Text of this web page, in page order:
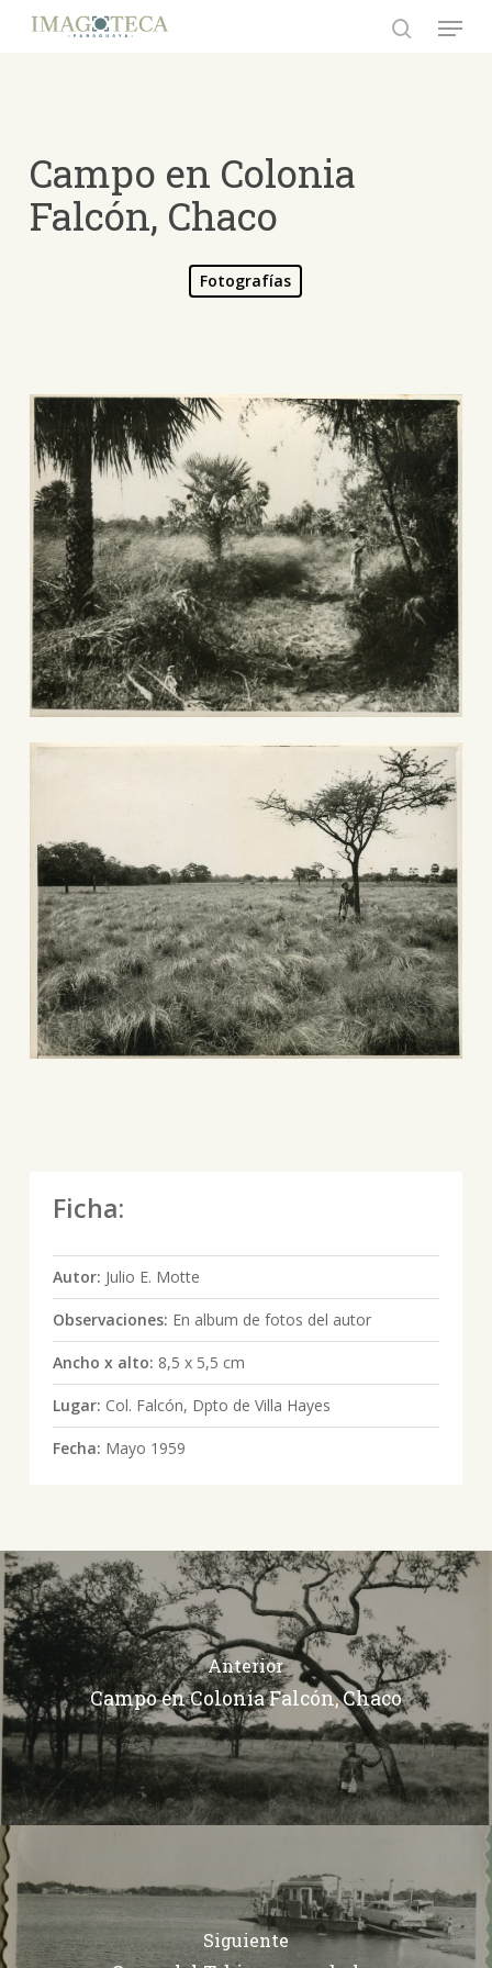
Menu
Campo en Colonia
Falcón, Chaco
Fotografías
Ficha:
Autor: Julio E. Motte
Observaciones: En album de fotos del autor
Ancho x alto: 8,5 x 5,5 cm
Lugar: Col. Falcón, Dpto de Villa Hayes
Fecha: Mayo 1959
Anterior
Campo en Colonia Falcón, Chaco
Siguiente